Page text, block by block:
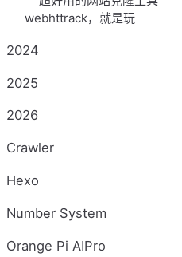
webhttrack，就是玩
2024
2025
2026
Crawler
Hexo
Number System
Orange Pi AIPro